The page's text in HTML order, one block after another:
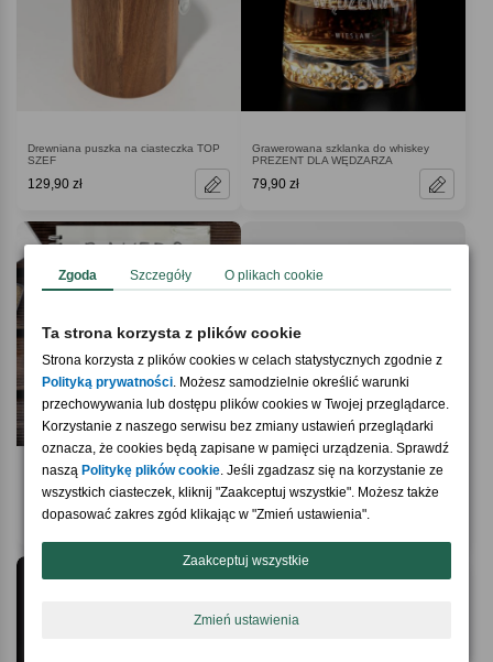
Drewniana puszka na ciasteczka TOP
SZEF
129,90 zł
Grawerowana szklanka do whiskey
PREZENT DLA WĘDZARZA
79,90 zł
4.9 / 5(47)
prezent dla przyjaciółki
59,90 zł
5.0 / 5(19)
Shop
69,90 zł
Zgoda Szczegóły O plikach cookie
Ta strona korzysta z plików cookie
Strona korzysta z plików cookies w celach statystycznych zgodnie z
Polityką prywatności. Możesz samodzielnie określić warunki
przechowywania lub dostępu plików cookies w Twojej przeglądarce.
Korzystanie z naszego serwisu bez zmiany ustawień przeglądarki
oznacza, że cookies będą zapisane w pamięci urządzenia. Sprawdź
naszą Politykę plików cookie. Jeśli zgadzasz się na korzystanie ze
wszystkich ciasteczek, kliknij "Zaakceptuj wszystkie". Możesz także
dopasować zakres zgód klikając w "Zmień ustawienia".
Zaakceptuj wszystkie
Zmień ustawienia